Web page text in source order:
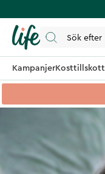
KampanjerKosttillskott